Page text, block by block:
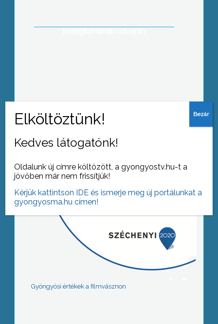
Tovább az archívumra
Gyöngyösi értékek a filmvásznon
Kedves látogatónk!
Oldalunk új címre költözött, a gyongyostv.hu-t a
jövőben már nem frissítjük!
Kérjük kattintson IDE és ismerje meg új portálunkat a
gyongyosma.hu címen!